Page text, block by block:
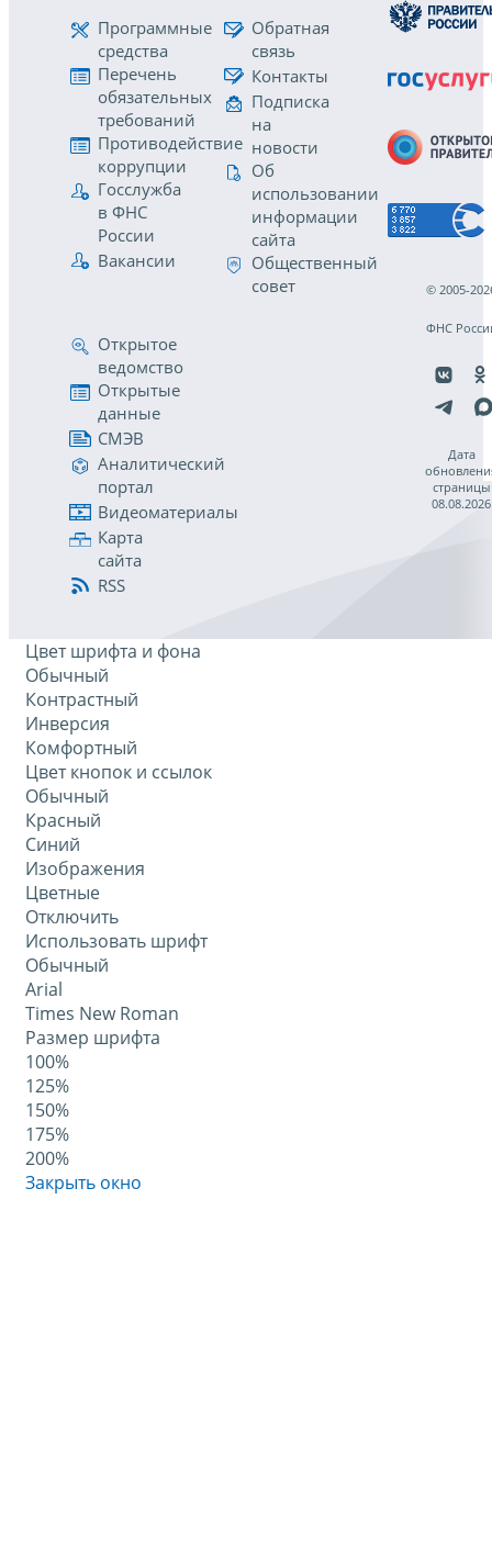
Программные
средства
Перечень
обязательных
требований
Противодействие
коррупции
Госслужба
в ФНС
России
Вакансии
Обратная
связь
Контакты
Подписка
на
новости
Об
использовании
информации
сайта
Общественный
совет
Открытое
ведомство
Открытые
данные
СМЭВ
Аналитический
портал
Видеоматериалы
Карта
сайта
RSS
© 2005-
ФНС
Дата
страницы
08.08.2026
Цвет шрифта и фона
Обычный
Контрастный
Инверсия
Комфортный
Цвет кнопок и ссылок
Обычный
Красный
Синий
Изображения
Цветные
Отключить
Использовать шрифт
Обычный
Arial
Times New Roman
Размер шрифта
100%
125%
150%
175%
200%
Закрыть окно